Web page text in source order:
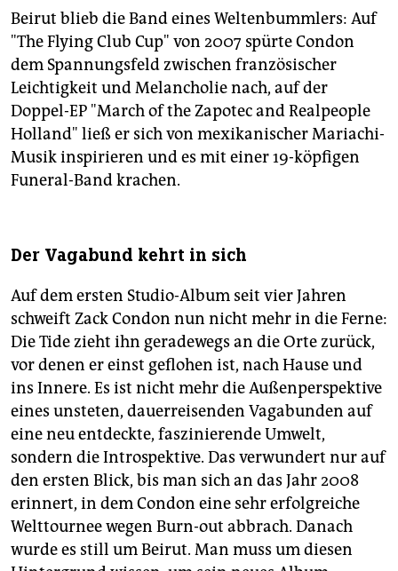
Beirut blieb die Band eines Weltenbummlers: Auf
"The Flying Club Cup" von 2007 spürte Condon
dem Spannungsfeld zwischen französischer
Leichtigkeit und Melancholie nach, auf der
Doppel-EP "March of the Zapotec and Realpeople
Holland" ließ er sich von mexikanischer Mariachi-
Musik inspirieren und es mit einer 19-köpfigen
Funeral-Band krachen.
Der Vagabund kehrt in sich
Auf dem ersten Studio-Album seit vier Jahren
schweift Zack Condon nun nicht mehr in die Ferne:
Die Tide zieht ihn geradewegs an die Orte zurück,
vor denen er einst geflohen ist, nach Hause und
ins Innere. Es ist nicht mehr die Außenperspektive
eines unsteten, dauerreisenden Vagabunden auf
eine neu entdeckte, faszinierende Umwelt,
sondern die Introspektive. Das verwundert nur auf
den ersten Blick, bis man sich an das Jahr 2008
erinnert, in dem Condon eine sehr erfolgreiche
Welttournee wegen Burn-out abbrach. Danach
wurde es still um Beirut. Man muss um diesen